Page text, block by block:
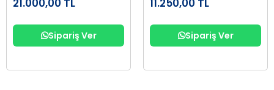
21.000,00 TL
Sipariş Ver
11.250,00 TL
Sipariş Ver